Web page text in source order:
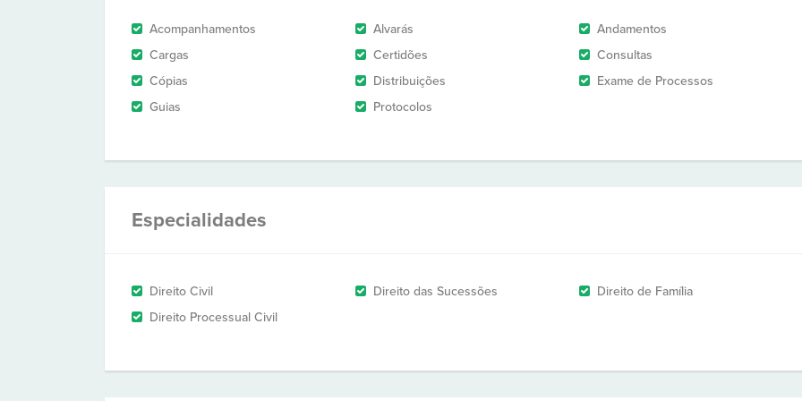
Acompanhamentos Alvarás
Andamentos
Cargas
Certidões
Consultas
Cópias
Distribuições
Exame de Processos
Guias
Protocolos
Especialidades
Direito Civil Direito das Sucessões
Direito de Família
Direito Processual Civil